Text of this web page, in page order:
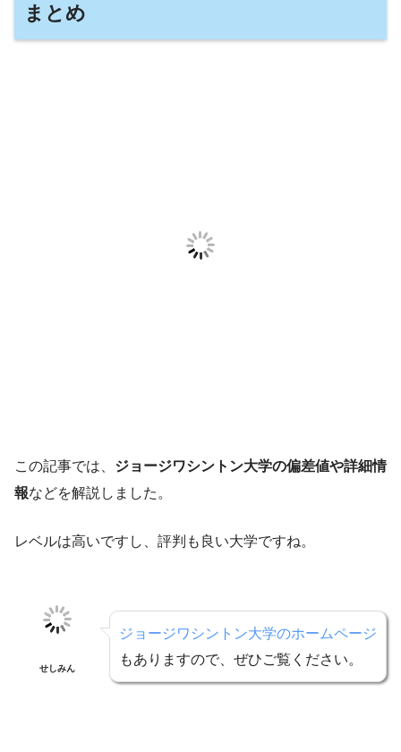
まとめ
この記事では、 ジョージワシントン大学の偏差値や詳細情
報などを解説しました。
レベルは高いですし、評判も良い大学ですね。
せしみん
ジョージワシントン大学のホームページ
もありますので、ぜひご覧ください。